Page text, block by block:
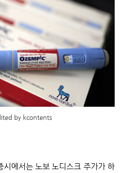
by kcontents
에서는 노보 노디스크 주가가 하